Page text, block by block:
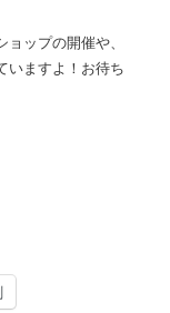
ップの開催や、
いますよ！お待ち